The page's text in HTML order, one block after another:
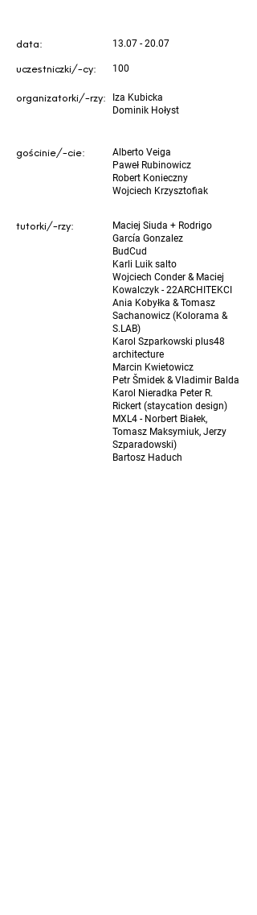
data: 13.07 - 20.07
uczestniczki/-cy: 100
organizatorki/-rzy:
Iza Kubicka
Dominik Hołyst
gościnie/-cie:
Alberto Veiga
Paweł Rubinowicz
Robert Konieczny
Wojciech Krzysztofiak
tutorki/-rzy:
Maciej Siuda + Rodrigo
García Gonzalez
BudCud
Karli Luik salto
Wojciech Conder & Maciej
Kowalczyk - 22ARCHITEKCI
Ania Kobyłka & Tomasz
Sachanowicz (Kolorama &
S.LAB)
Karol Szparkowski plus48
architecture
Marcin Kwietowicz
Petr Šmidek & Vladimir Balda
Karol Nieradka Peter R.
Rickert (staycation design)
MXL4 - Norbert Białek,
Tomasz Maksymiuk, Jerzy
Szparadowski)
Bartosz Haduch